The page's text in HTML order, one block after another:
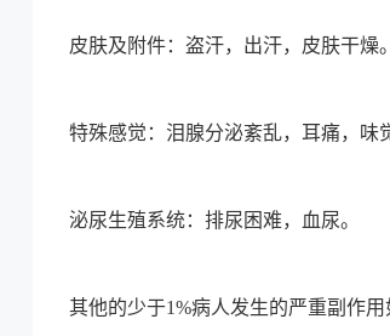
皮肤及附件：盗汗，出汗，皮肤干燥。
特殊感觉：泪腺分泌紊乱，耳痛，味
泌尿生殖系统：排尿困难，血尿。
其他的少于1%病人发生的严重副作